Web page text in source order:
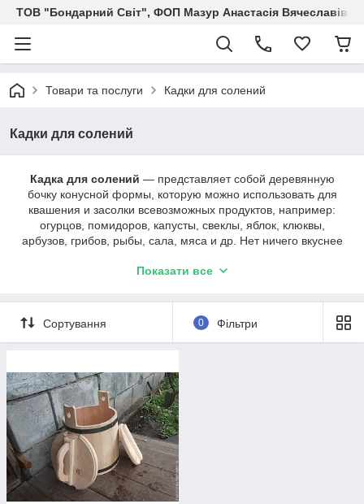
ТОВ "Бондарний Світ", ФОП Мазур Анастасія Вячеславівна
Товари та послуги Кадки для солений
Кадки для солений
Кадка для солений ― представляет собой деревянную
бочку конусной формы, которую можно использовать для
квашения и засолки всевозможных продуктов, например:
огурцов, помидоров, капусты, свеклы, яблок, клюквы,
арбузов, грибов, рыбы, сала, мяса и др. Нет ничего вкуснее
дубовых кадках. Кадка выполнена из дуба, продукты, в такой
Только представьте, как вы сможете порадовать вкусными
соленьями собственного производства ваших родных и
близких. Дубова діжка не тільки прикрасить ваш побут, але і
Показати все
Сортування 0 Фільтри